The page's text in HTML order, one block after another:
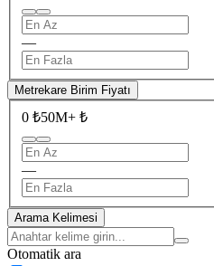
—
Metrekare Birim Fiyatı
0 ₺50M+ ₺
—
Arama Kelimesi
Otomatik ara